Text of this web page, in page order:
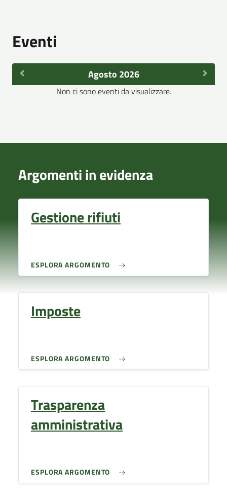
Eventi
Agosto 2026
Non ci sono eventi da visualizzare.
Argomenti in evidenza
Gestione rifiuti
ESPLORA ARGOMENTO
Imposte
ESPLORA ARGOMENTO
Trasparenza
amministrativa
ESPLORA ARGOMENTO